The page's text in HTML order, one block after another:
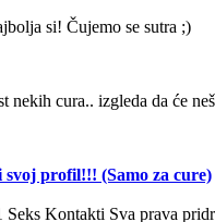
si! Čujemo se sutra ;)
nekih cura.. izgleda da će
svoj profil!!! (Samo za cure)
Seks Kontakti Sva prava